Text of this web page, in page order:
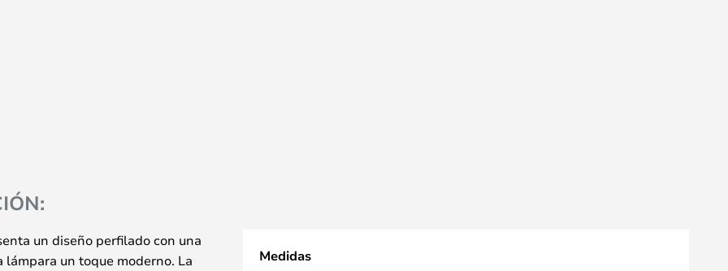
un diseño perfilado con una
un toque moderno. La
Medidas